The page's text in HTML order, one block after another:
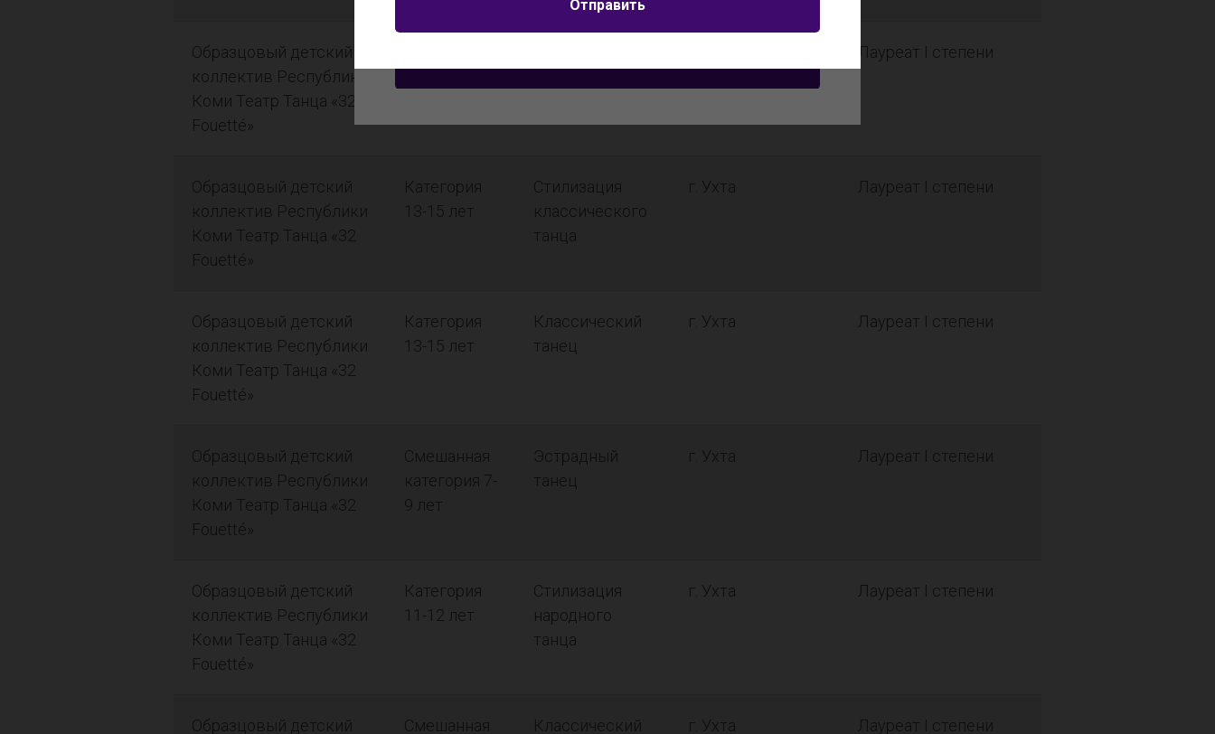
обработку персональных данных
Образцовый детский
коллектив Республики
Коми Театр Танца «32
Fouetté»
Лауреат I степени
Образцовый детский
коллектив Республики
Коми Театр Танца «32
Fouetté»
Категория
13-15 лет
Стилизация
классического
танца
г. Ухта Лауреат I степени
Образцовый детский
коллектив Республики
Коми Театр Танца «32
Fouetté»
Категория
13-15 лет
Классический
танец
г. Ухта Лауреат I степени
Образцовый детский
коллектив Республики
Коми Театр Танца «32
Fouetté»
Смешанная
категория 7-
9 лет
Эстрадный
танец
г. Ухта Лауреат I степени
Образцовый детский
коллектив Республики
Коми Театр Танца «32
Fouetté»
Категория
11-12 лет
Стилизация
народного
танца
г. Ухта Лауреат I степени
Образцовый детский
Смешанная
Классический
г. Ухта Лауреат I степени
Отправить